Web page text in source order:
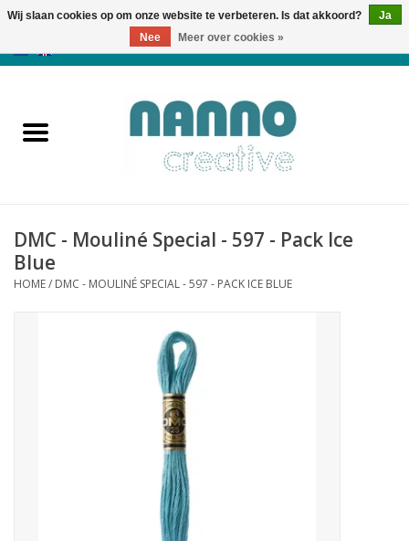
Producten
Nieuws
Herfst & Halloween
DMC - Mouliné Special - 597 - Pack Ice
Blue
HOME/ DMC - MOULINÉ SPECIAL - 597 - PACK ICE BLUE
Wij slaan cookies op om onze website te verbeteren. Is dat akkoord?
Ja
Nee
Meer over cookies »